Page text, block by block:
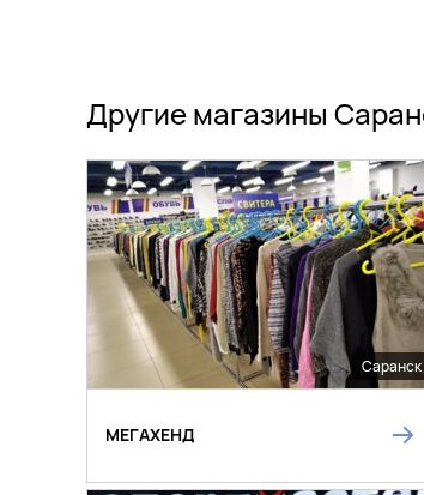
Другие магазины
Саранск
МЕГАХЕНД